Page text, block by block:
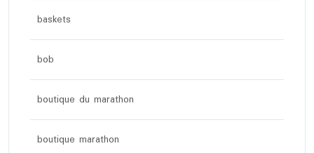
baskets
bob
boutique du marathon
boutique marathon